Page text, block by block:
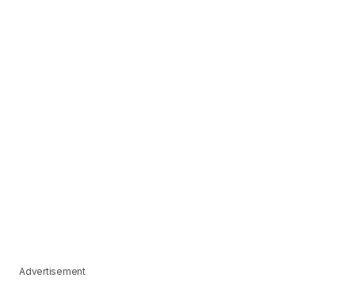
Advertisement